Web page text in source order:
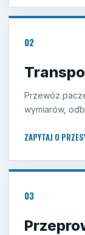
02
Przewóz
wymiarów,
ZAPYTAJ O
03